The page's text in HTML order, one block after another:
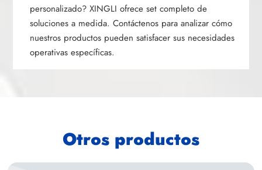
personalizado? XINGLI ofrece set completo de
soluciones a medida. Contáctenos para analizar cómo
nuestros productos pueden satisfacer sus necesidades
operativas específicas.
Otros productos